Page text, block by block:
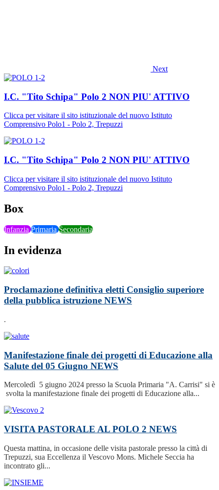
Next
I.C. "Tito Schipa" Polo 2 NON PIU' ATTIVO
Clicca per visitare il sito istituzionale del nuovo Istituto
Comprensivo Polo1 - Polo 2, Trepuzzi
I.C. "Tito Schipa" Polo 2 NON PIU' ATTIVO
Clicca per visitare il sito istituzionale del nuovo Istituto
Comprensivo Polo1 - Polo 2, Trepuzzi
Box
InfanziaPrimariaSecondaria
In evidenza
Proclamazione definitiva eletti Consiglio superiore
della pubblica istruzione NEWS
.
Manifestazione finale dei progetti di Educazione alla
Salute del 05 Giugno NEWS
Mercoledì 5 giugno 2024 presso la Scuola Primaria "A. Carrisi" si è
svolta la manifestazione finale dei progetti di Educazione alla...
VISITA PASTORALE AL POLO 2 NEWS
Questa mattina, in occasione delle visita pastorale presso la città di
Trepuzzi, sua Eccellenza il Vescovo Mons. Michele Seccia ha
incontrato gli...